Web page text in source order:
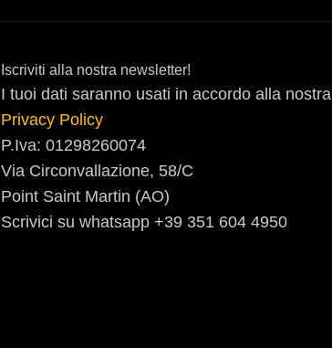
Iscriviti alla nostra newsletter!
I tuoi dati saranno usati in accordo alla nostra
Privacy Policy
P.Iva: 01298260074
Via Circonvallazione, 58/C
Point Saint Martin (AO)
Scrivici su whatsapp +39 351 604 4950